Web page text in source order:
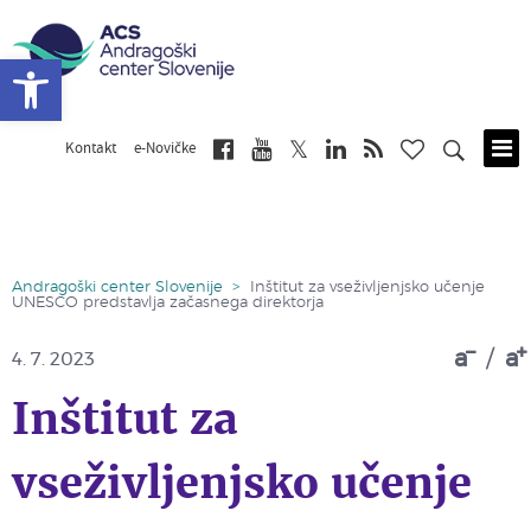
Kontakt e-Novičke
Andragoški center Slovenije >
Inštitut za vseživljenjsko učenje
UNESCO predstavlja začasnega direktorja
a / a
4. 7. 2023
Inštitut za
vseživljenjsko učenje
Open toolbar